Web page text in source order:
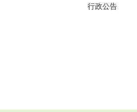
行政公告